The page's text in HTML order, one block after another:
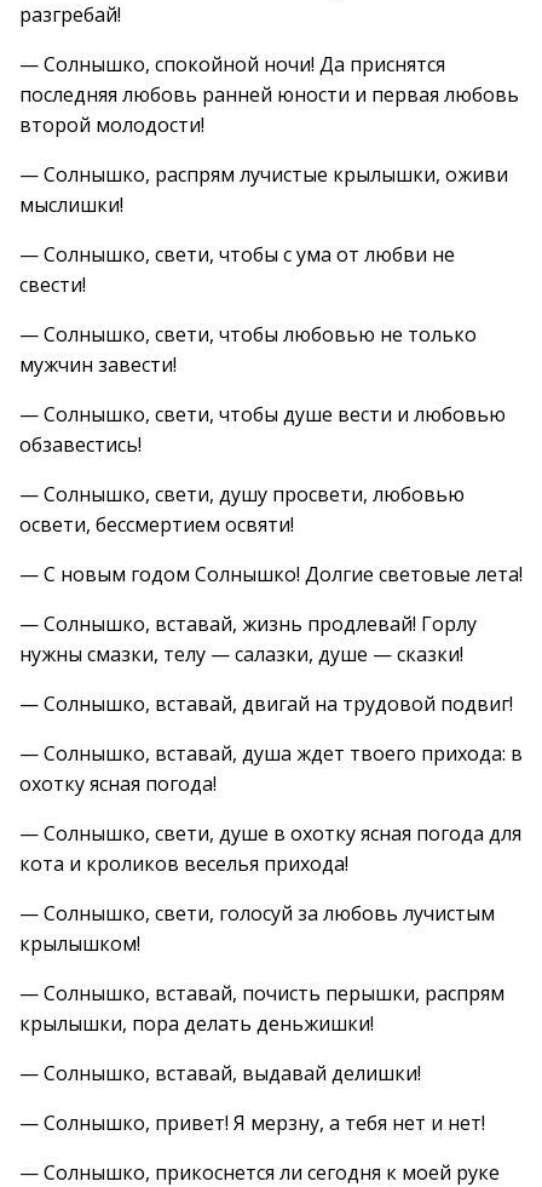
разгребай!
— Солнышко, спокойной ночи! Да приснятся
последняя любовь ранней юности и первая любовь
второй молодости!
— Солнышко, распрям лучистые крылышки, оживи
мыслишки!
— Солнышко, свети, чтобы с ума от любви не
свести!
— Солнышко, свети, чтобы любовью не только
мужчин завести!
— Солнышко, свети, чтобы душе вести и любовью
обзавестись!
— Солнышко, свети, душу просвети, любовью
освети, бессмертием освяти!
— С новым годом Солнышко! Долгие световые лета!
— Солнышко, вставай, жизнь продлевай! Горлу
нужны смазки, телу — салазки, душе — сказки!
— Солнышко, вставай, двигай на трудовой подвиг!
— Солнышко, вставай, душа ждет твоего прихода: в
охотку ясная погода!
— Солнышко, свети, душе в охотку ясная погода для
кота и кроликов веселья прихода!
— Солнышко, свети, голосуй за любовь лучистым
крылышком!
— Солнышко, вставай, почисть перышки, распрям
крылышки, пора делать деньжишки!
— Солнышко, вставай, выдавай делишки!
— Солнышко, привет! Я мерзну, а тебя нет и нет!
— Солнышко, прикоснется ли сегодня к моей руке